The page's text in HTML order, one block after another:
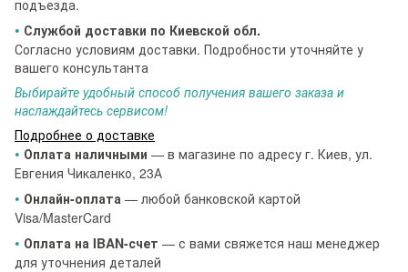
подъезда.
• Службой доставки по Киевской обл.
Согласно условиям доставки. Подробности уточняйте у
вашего консультанта
Выбирайте удобный способ получения вашего заказа и
наслаждайтесь сервисом!
Подробнее о доставке
• Оплата наличными — в магазине по адресу г. Киев, ул.
Евгения Чикаленко, 23А
• Онлайн-оплата — любой банковской картой
Visa/MasterCard
• Оплата на IBAN-счет — с вами свяжется наш менеджер
для уточнения деталей